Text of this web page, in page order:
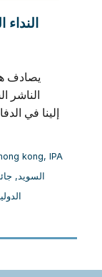
يصادف
الناشر
إلينا في
kong, IPA
السويد ,